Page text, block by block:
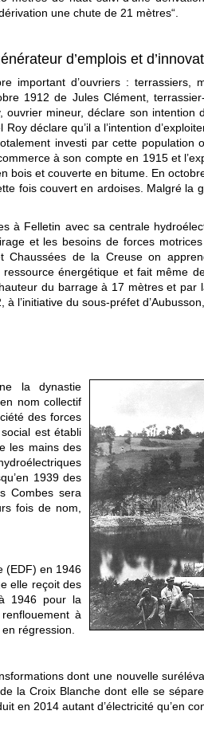
une chute de 21 mètres“.
d’emplois et
d’ouvriers : terrassiers,
1912 de Jules Clément,
mineur, déclare son intention
déclare qu’il a l’intention
investi par cette population
à son compte en 1915 et
et couverte en bitume. En
fois couvert en ardoises. Malgré la
Felletin avec sa centrale
et les besoins de forces
de la Creuse on
énergétique et fait même
du barrage à 17 mètres et par
l’initiative du sous-préfet
la dynastie
nom collectif
des forces
est établi
les mains des
1939 des
Combes sera
fois de nom,
(EDF) en 1946
elle reçoit des
1946 pour la
à
régression.
dont une nouvelle
la Croix Blanche dont elle se
2014 autant d’électricité qu’en